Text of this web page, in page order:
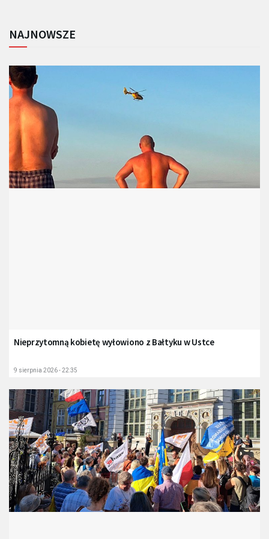
NAJNOWSZE
Nieprzytomną kobietę wyłowiono z Bałtyku w Ustce
9 sierpnia 2026 - 22:35